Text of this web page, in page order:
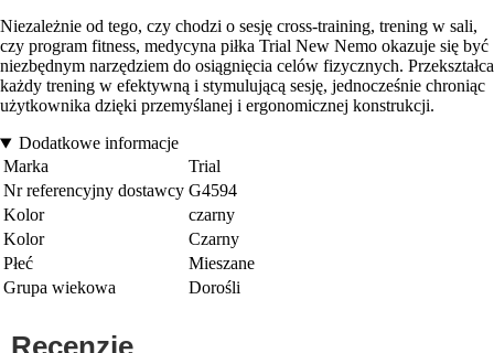
Niezależnie od tego, czy chodzi o sesję cross-training, trening w sali,
czy program fitness, medycyna piłka Trial New Nemo okazuje się być
niezbędnym narzędziem do osiągnięcia celów fizycznych. Przekształca
każdy trening w efektywną i stymulującą sesję, jednocześnie chroniąc
użytkownika dzięki przemyślanej i ergonomicznej konstrukcji.
Dodatkowe informacje
Marka
Trial
Nr referencyjny dostawcy G4594
Kolor
czarny
Kolor
Czarny
Płeć
Mieszane
Grupa wiekowa
Dorośli